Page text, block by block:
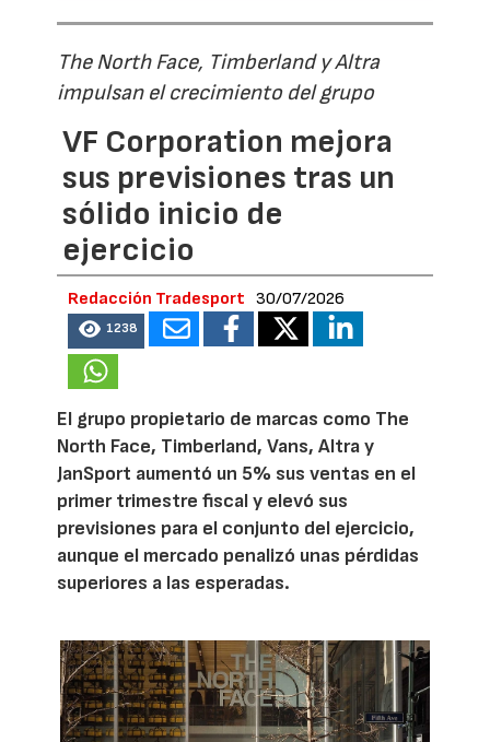
The North Face, Timberland y Altra
impulsan el crecimiento del grupo
VF Corporation mejora
sus previsiones tras un
sólido inicio de
ejercicio
Redacción Tradesport 30/07/2026
1238
El grupo propietario de marcas como The
North Face, Timberland, Vans, Altra y
JanSport aumentó un 5% sus ventas en el
primer trimestre fiscal y elevó sus
previsiones para el conjunto del ejercicio,
aunque el mercado penalizó unas pérdidas
superiores a las esperadas.